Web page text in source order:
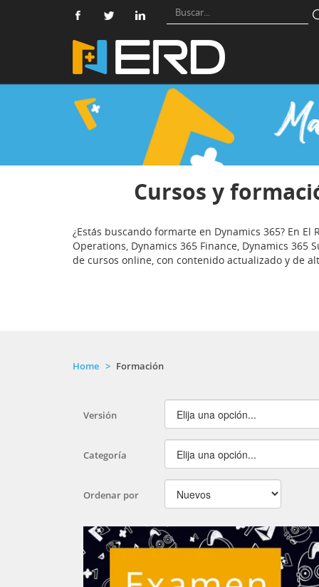
Cursos y
¿Estás buscando formarte en Dynamics 365? En
Operations, Dynamics 365 Finance, Dynamics 365
de cursos online, con contenido actualizado y de
Home Formación
Versión
Categoría
Ordenar por